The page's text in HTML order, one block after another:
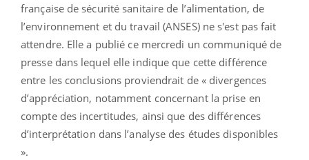
française de sécurité sanitaire de l’alimentation, de
l’environnement et du travail (ANSES) ne s'est pas fait
attendre. Elle a publié ce mercredi un communiqué de
presse dans lequel elle indique que cette différence
entre les conclusions proviendrait de « divergences
d’appréciation, notamment concernant la prise en
compte des incertitudes, ainsi que des différences
d’interprétation dans l’analyse des études disponibles
».